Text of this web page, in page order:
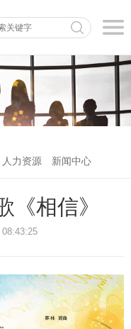
人力资源 新闻中心
《相信》